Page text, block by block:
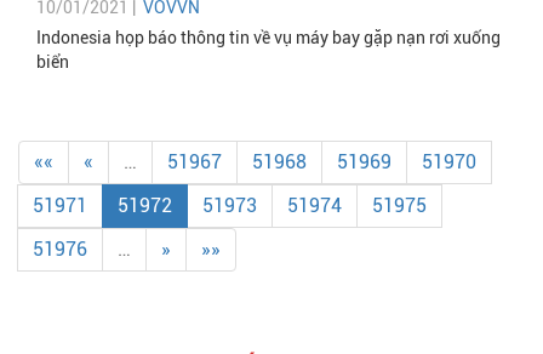
10/01/2021 | VOVVN
Indonesia họp báo thông tin về vụ máy bay gặp nạn rơi xuống
biển
«« « … 51967 51968 51969
51970
51971
51972 51973 51974
51975
51976
… » »»